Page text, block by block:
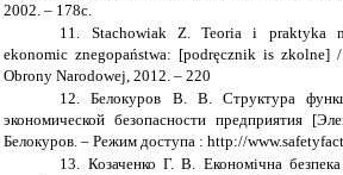
2002. – 178с.
11.
Stachowiak Z. Teoria i praktyka
ekonomic znegopaństwa: [podręcznik is zkolne]
Obrony Narodowej, 2012. – 220
12.
Белокуров В. В. Структура
экономической безопасности предприятия
Белокуров. – Режим доступа : http://
13. Козаченко Г. В. Економічна